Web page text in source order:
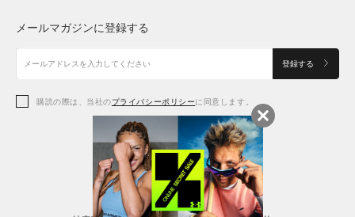
アクセサリー
アクセサリー
シューズ
アクセサリー
レギンス＆タイツ
シューズ
メールマガジンに登録する
登録する
購読の際は、当社のプライバシーポリシーに同意します。